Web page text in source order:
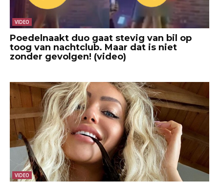
VIDEO
Poedelnaakt duo gaat stevig van bil op
toog van nachtclub. Maar dat is niet
zonder gevolgen! (video)
VIDEO